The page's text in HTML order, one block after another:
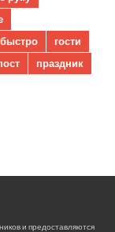
быстро
гости
праздник
и предоставляются